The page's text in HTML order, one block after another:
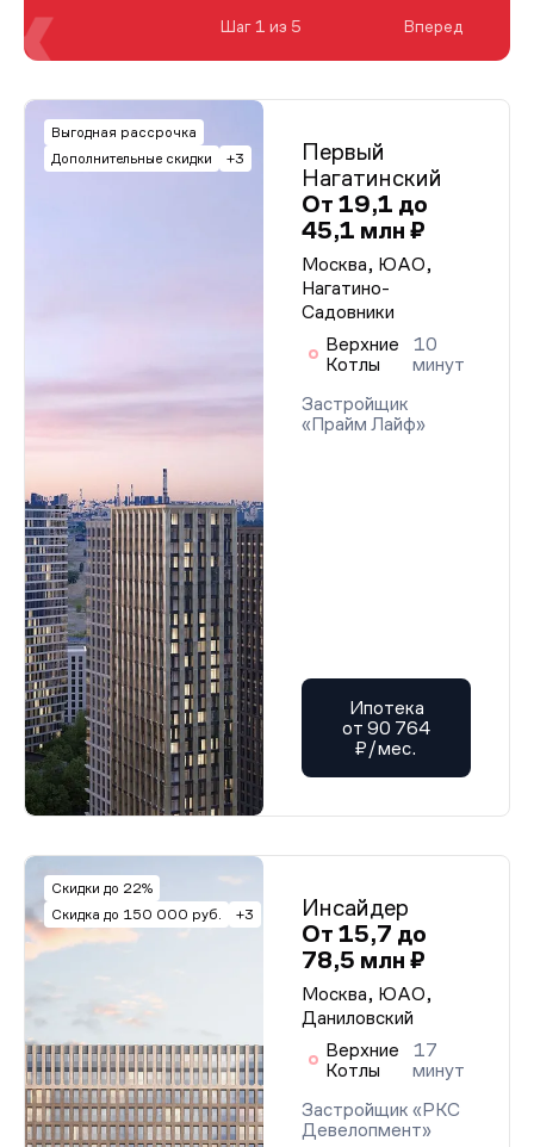
Выгодная рассрочка
Дополнительные скидки
+3
Первый
Нагатинский
От 19,1 до
45,1 млн ₽
Москва, ЮАО,
Нагатино-
Садовники
Верхние
Котлы
10
минут
Застройщик
«Прайм Лайф»
Ипотека
от 90 764
₽/мес.
Скидки до 22%
Скидка до 150 000 руб.
+3
Инсайдер
От 15,7 до
78,5 млн ₽
Москва, ЮАО,
Даниловский
Верхние
Котлы
17
минут
Застройщик «РКС
Девелопмент»
Шаг 1 из 5 Вперед